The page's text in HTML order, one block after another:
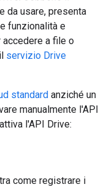
da usare, presenta
funzionalità e
a file o
servizio Drive
standard anziché un
manualmente l'API
l'API Drive:
come registrare i